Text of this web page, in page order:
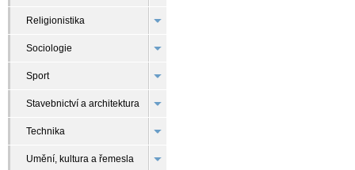
Religionistika
Sociologie
Sport
Stavebnictví a architektura
Technika
Umění, kultura a řemesla